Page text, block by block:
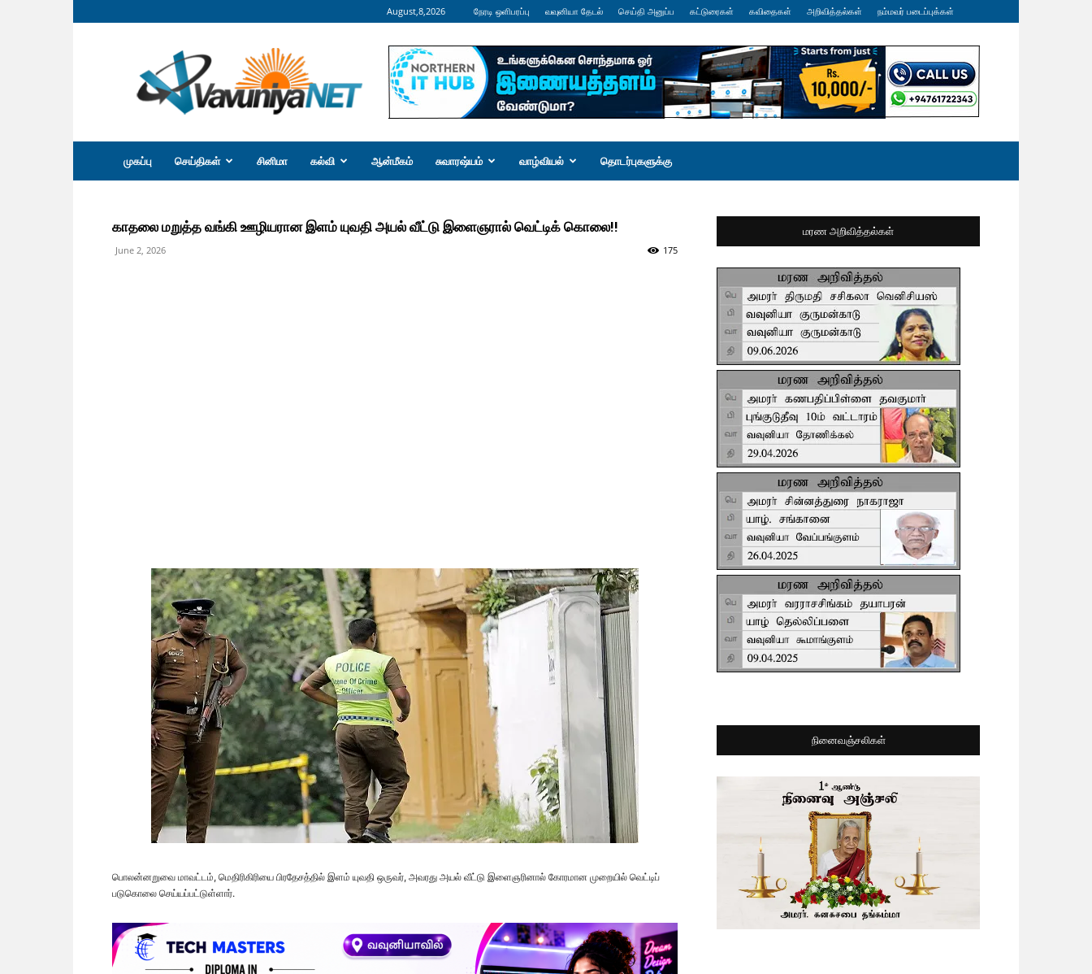
August,8,2026 நேரடி ஒளிபரப்பு வவுனியா தேடல் செய்தி அனுப்ப கட்டுரைகள் கவிதைகள் அறிவித்தல்கள் நம்மவர் படைப்புக்கள்
வவுனியா
நெற்
முகப்பு செய்திகள் சினிமா கல்வி ஆன்மீகம் சுவாரஷ்யம் வாழ்வியல் தொடர்புகளுக்கு
காதலை மறுத்த வங்கி ஊழியரான இளம் யுவதி அயல் வீட்டு இளைஞரால் வெட்டிக் கொலை!!
June 2, 2026 175
பொலன்னறுவை மாவட்டம், மெதிரிகிரியை பிரதேசத்தில் இளம் யுவதி ஒருவர், அவரது அயல் வீட்டு இளைஞரினால் கோரமான முறையில் வெட்டிப்
படுகொலை செய்யப்பட்டுள்ளார்.
மரண அறிவித்தல்கள்
நினைவஞ்சலிகள்